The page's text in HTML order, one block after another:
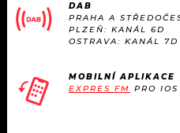
VIP
TRENDY
KULTURA
JAK NALADIT
DAB
PRAHA A
PLZEŇ: KANÁL 6D
OSTRAVA: KANÁL 7D
MOBILNÍ APLIKACE
EXPRES FM PRO